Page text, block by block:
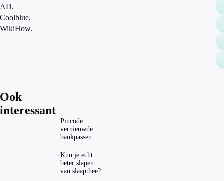
AD,
Coolblue,
WikiHow.
Ook
interessant
Pincode
vernieuwde
bankpassen
ING-app: is dat
wel veilig?
Kun je echt
beter slapen
van slaapthee?